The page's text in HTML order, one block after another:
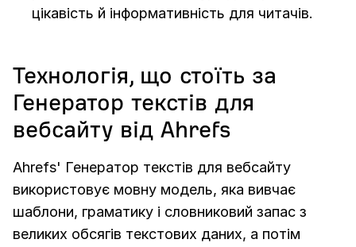
цікавість й інформативність для читачів.
Технологія, що стоїть за
Генератор текстів для
вебсайту від Ahrefs
Ahrefs' Генератор текстів для вебсайту
використовує мовну модель, яка вивчає
шаблони, граматику і словниковий запас з
великих обсягів текстових даних, а потім